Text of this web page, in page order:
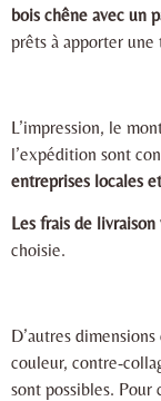
bois chêne avec un
prêts à apporter une
L’impression, le
l’expédition sont
entreprises locales
Les frais de
choisie.
D’autres
couleur, contre-
sont possibles. Pour